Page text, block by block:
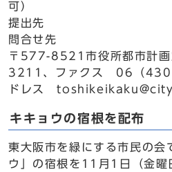
可）
提出先
問合せ先
〒577-8521市役所都市計
3211、ファクス 06（
ドレス
キキョウの宿根を配布
東大阪市を緑にする市民の会
ウ」の宿根を11月1日（金曜